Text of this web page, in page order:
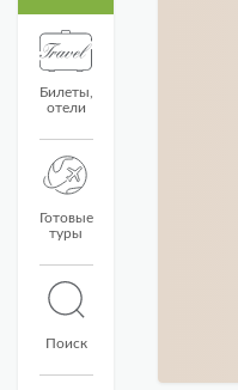
Билеты,
отели
Готовые
туры
Поиск